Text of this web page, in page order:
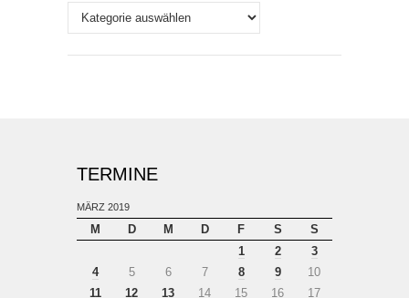
Themen
TERMINE
MÄRZ 2019
M D M D F S
S
1
2
3
4
5 6 7 8 9
10
11
12 13 14 15 16 17